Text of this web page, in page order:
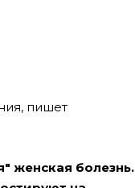
пишет
женская болезнь.